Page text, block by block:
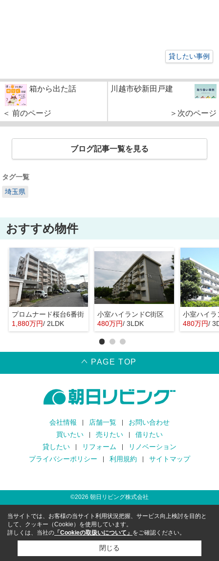
貸したい事例
箱から出た話
＜ 前のページ
川越市砂新田戸建
＞次のページ
ブログ記事一覧を見る
タグ一覧
埼玉県
おすすめ物件
プロムナード桜台6番街
1,880万円/ 2LDK
小室ハイランドC街区
480万円/ 3LDK
小室ハイラ
480万円/
PAGE TOP
会社情報 店舗一覧
お問い合わせ
買いたい
売りたい
借りたい
貸したい
リフォーム
リノベーション
プライバシーポリシー
利用規約 サイトマップ
©2026 朝日リビング株式会社
当サイトでは、お客様の当サイト利用状況把握、サービス向上検討を目的と
して、クッキー（Cookie）を使用しています。
詳しくは、当社の 「Cookieの取扱いについて」 をご確認ください。
閉じる